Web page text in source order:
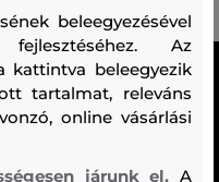
van.
rendelkezik
beleegyezésével
Az
kattintva beleegyezik
tartalmat, releváns
online vásárlási
járunk el.A